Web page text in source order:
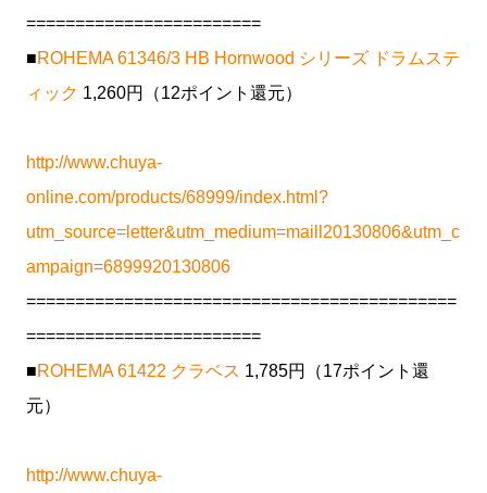
========================
■ROHEMA 61346/3 HB Hornwood シリーズ ドラムステ
ィック 1,260円（12ポイント還元）
http://www.chuya-
online.com/products/68999/index.html?
utm_source=letter&utm_medium=maill20130806&utm_c
ampaign=6899920130806
============================================
========================
■ROHEMA 61422 クラベス 1,785円（17ポイント還
元）
http://www.chuya-